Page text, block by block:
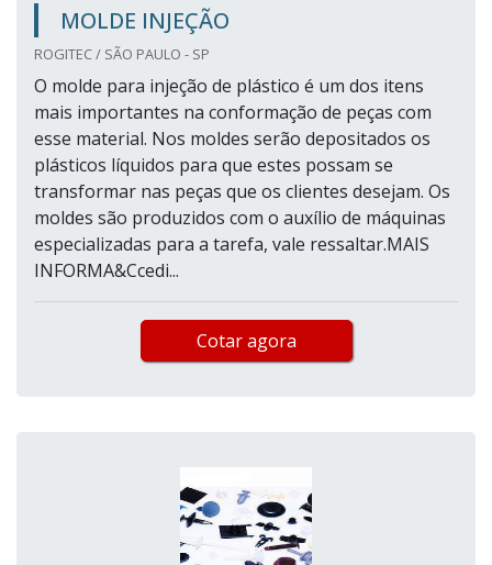
MOLDE INJEÇÃO
ROGITEC / SÃO PAULO - SP
O molde para injeção de plástico é um dos itens
mais importantes na conformação de peças com
esse material. Nos moldes serão depositados os
plásticos líquidos para que estes possam se
transformar nas peças que os clientes desejam. Os
moldes são produzidos com o auxílio de máquinas
especializadas para a tarefa, vale ressaltar.MAIS
INFORMA&Ccedi...
Cotar agora